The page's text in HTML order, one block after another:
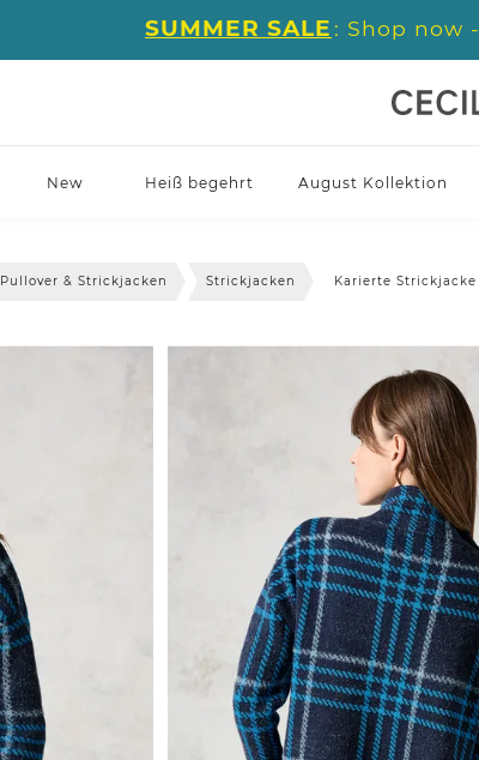
SUMMER SALE : Shop now -
New Heiß begehrt August Kollektion
Pullover & Strickjacken Strickjacken Karierte Strickjacke